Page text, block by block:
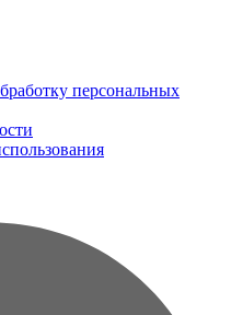
персональных